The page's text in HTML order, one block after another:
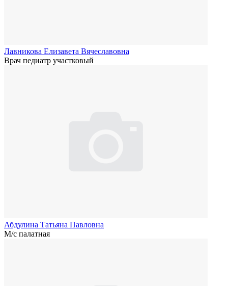
Лавникова Елизавета Вячеславовна
Врач педиатр участковый
Абдулина Татьяна Павловна
М/с палатная